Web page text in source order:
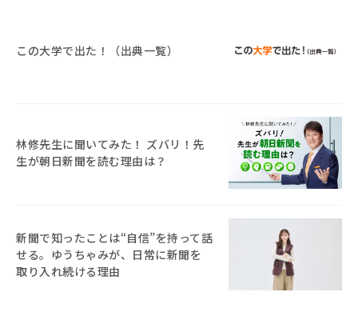
この大学で出た！（出典一覧）
林修先生に聞いてみた！ ズバリ！先
生が朝日新聞を読む理由は？
新聞で知ったことは“自信”を持って話
せる。ゆうちゃみが、日常に新聞を
取り入れ続ける理由